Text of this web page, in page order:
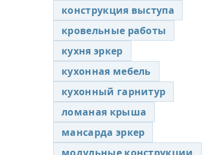
конструкция выступа
кровельные работы
кухня эркер
кухонная мебель
кухонный гарнитур
ломаная крыша
мансарда эркер